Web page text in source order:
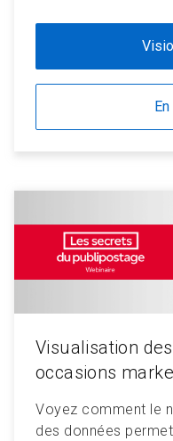
Visualisation
occasions
Voyez comment le
des données